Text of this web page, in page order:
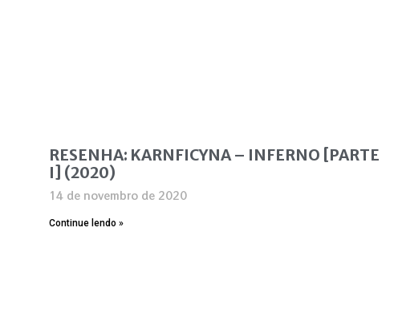
RESENHA: KARNFICYNA – INFERNO [PARTE
I] (2020)
14 de novembro de 2020
Continue lendo »